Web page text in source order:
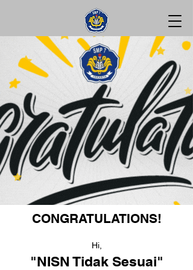
CONGRATULATIONS!
Hi,
"NISN Tidak Sesuai"